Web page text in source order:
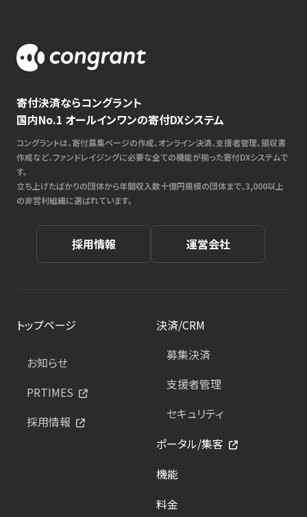
寄付決済ならコングラント
国内No.1 オールインワンの寄付DXシステム
コングラントは、寄付募集ページの作成、オンライン決済、支援者管理、領収書
作成など、ファンドレイジングに必要な全ての機能が揃った寄付DXシステムで
す。
立ち上げたばかりの団体から年間収入数十億円規模の団体まで、3,000以上
の非営利組織に選ばれています。
採用情報 運営会社
トップページ
お知らせ
PRTIMES
採用情報
決済/CRM
募集決済
支援者管理
セキュリティ
ポータル/集客
機能
料金